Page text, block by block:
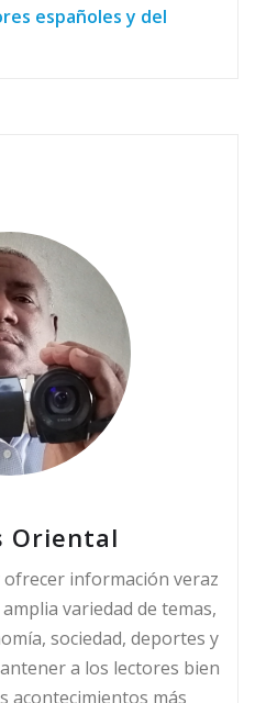
españoles y del
Oriental
información veraz
variedad de temas,
sociedad, deportes y
a los lectores bien
acontecimientos más